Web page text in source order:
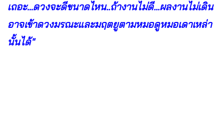
เถอะ...ดวงจะดีขนาดไหน..ถ้างานไม่ดี...ผลงานไม่เดิน
อาจเข้าดวงมรณะและมฤตยูตามหมอดูหมอเดาเหล่า
นั้นได้"